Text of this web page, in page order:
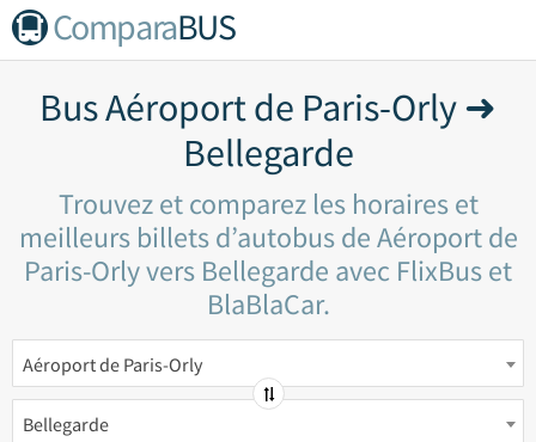
ComparaBUS
Bus Aéroport de Paris-Orly ➜
Bellegarde
Trouvez et comparez les horaires et
meilleurs billets d’autobus de Aéroport de
Paris-Orly vers Bellegarde avec FlixBus et
BlaBlaCar.
Aéroport de Paris-Orly
Bellegarde